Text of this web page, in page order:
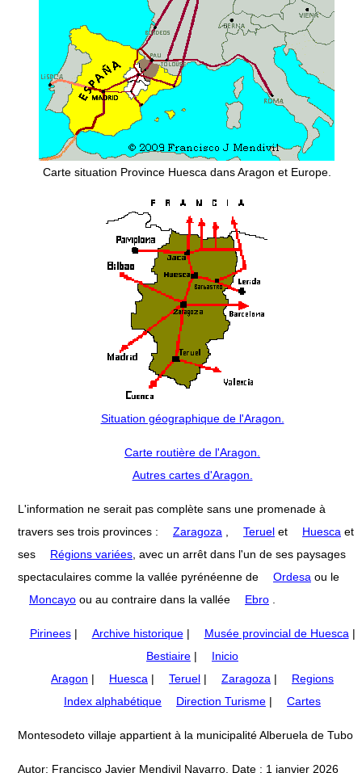
Carte situation Province Huesca dans Aragon et Europe.
Situation géographique de l'Aragon.
Carte routière de l'Aragon.
Autres cartes d'Aragon.
L'information ne serait pas complète sans une promenade à
travers ses trois provinces :
Zaragoza Teruel et Huesca et
ses
Régions variées , avec un arrêt dans l'un de ses paysages
spectaculaires comme la vallée pyrénéenne de
Ordesa ou le
Moncayo ou au contraire dans la vallée Ebro
Pirinees| Archive historique| Musée provincial de Huesca |
Bestiaire |
Inicio
Aragon | Huesca | Teruel | Zaragoza |
Regions
Index alphabétique
Direction Turisme | Cartes
Montesodeto villaje appartient à la municipalité Alberuela de Tubo
Autor: Francisco Javier Mendivil Navarro. Date : 1 janvier 2026